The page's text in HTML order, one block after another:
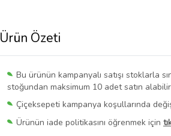
Ürün Özeti
Bu ürünün kampanyalı satışı stoklarla
stoğundan maksimum 10 adet satın
Çiçeksepeti kampanya koşullarında
Ürünün iade politikasını öğrenmek için